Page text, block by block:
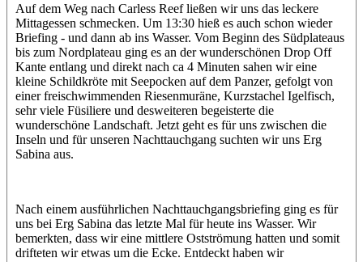
Auf dem Weg nach Carless Reef ließen wir uns das leckere
Mittagessen schmecken. Um 13:30 hieß es auch schon wieder
Briefing - und dann ab ins Wasser. Vom Beginn des Südplateaus
bis zum Nordplateau ging es an der wunderschönen Drop Off
Kante entlang und direkt nach ca 4 Minuten sahen wir eine
kleine Schildkröte mit Seepocken auf dem Panzer, gefolgt von
einer freischwimmenden Riesenmuräne, Kurzstachel Igelfisch,
sehr viele Füsiliere und desweiteren begeisterte die
wunderschöne Landschaft. Jetzt geht es für uns zwischen die
Inseln und für unseren Nachttauchgang suchten wir uns Erg
Sabina aus.
Nach einem ausführlichen Nachttauchgangsbriefing ging es für
uns bei Erg Sabina das letzte Mal für heute ins Wasser. Wir
bemerkten, dass wir eine mittlere Ostströmung hatten und somit
drifteten wir etwas um die Ecke. Entdeckt haben wir